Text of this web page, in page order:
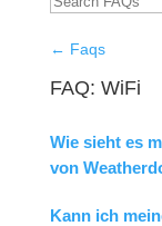
← Faqs
FAQ: WiFi
Wie sieht es
von
Kann ich